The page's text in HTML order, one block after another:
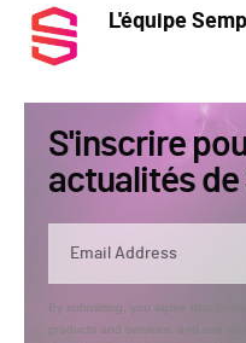
L'équipe
S'inscrire
actualités
By submitting, you agree that
products and services, and use